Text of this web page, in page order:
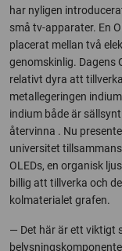
har nyligen
små tv-apparater. En
placerat mellan två
genomskinlig. Dagens
relativt dyra att
metallegeringen
indium både är
återvinna . Nu
universitet
OLEDs, en organisk
billig att tillverka och
kolmaterialet grafen.
— Det här är ett viktigt